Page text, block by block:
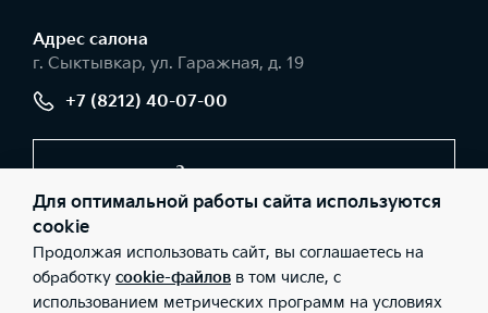
Адрес салонa
г. Сыктывкар, ул. Гаражная, д. 19
+7 (8212) 40-07-00
Заказать звонок
© 2026 Юридические лица ООО «Авторесурс моторс»
(Фактический адрес: г. Сыктывкар, ул. Гаражная, д. 19; Телефон:
+7 (8212) 40-07-00; ИНН: 1101096251; ОГРН: 1121101010832), ООО
«Киа Россия и СНГ» (Фактический адрес: г.Москва, Валовая 26;
Для оптимальной работы сайта используются
cookie
Продолжая использовать сайт, вы соглашаетесь на
обработку cookie-файлов в том числе, с
использованием метрических программ на условиях